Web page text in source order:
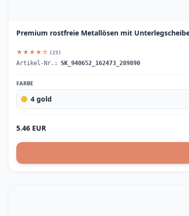
Premium rostfreie Metallösen mit
★★★★☆ (25)
Artikel-Nr.: SK_940652_162473_289890
FARBE
4 gold
5.46 EUR